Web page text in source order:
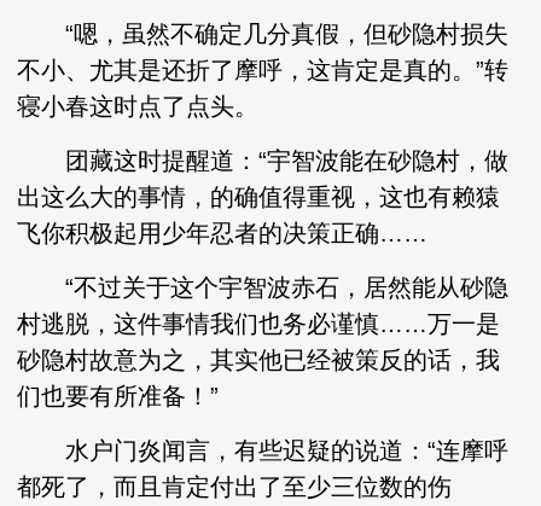
“嗯，虽然不确定几分真假，但砂隐村损失
不小、尤其是还折了摩呼，这肯定是真的。”转
寝小春这时点了点头。
团藏这时提醒道：“宇智波能在砂隐村，做
出这么大的事情，的确值得重视，这也有赖猿
飞你积极起用少年忍者的决策正确……
“不过关于这个宇智波赤石，居然能从砂隐
村逃脱，这件事情我们也务必谨慎……万一是
砂隐村故意为之，其实他已经被策反的话，我
们也要有所准备！”
水户门炎闻言，有些迟疑的说道：“连摩呼
都死了，而且肯定付出了至少三位数的伤